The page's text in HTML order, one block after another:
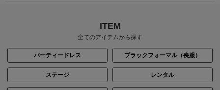
ITEM
全てのアイテムから探す
パーティードレス ブラックフォーマル（喪服）
ステージ レンタル